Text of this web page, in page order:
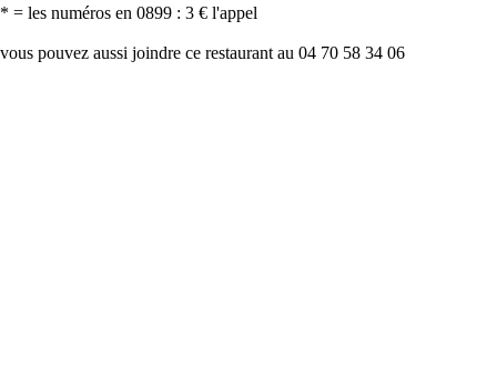
* = les numéros en 0899 : 3 € l'appel
vous pouvez aussi joindre ce restaurant au 04 70 58 34 06